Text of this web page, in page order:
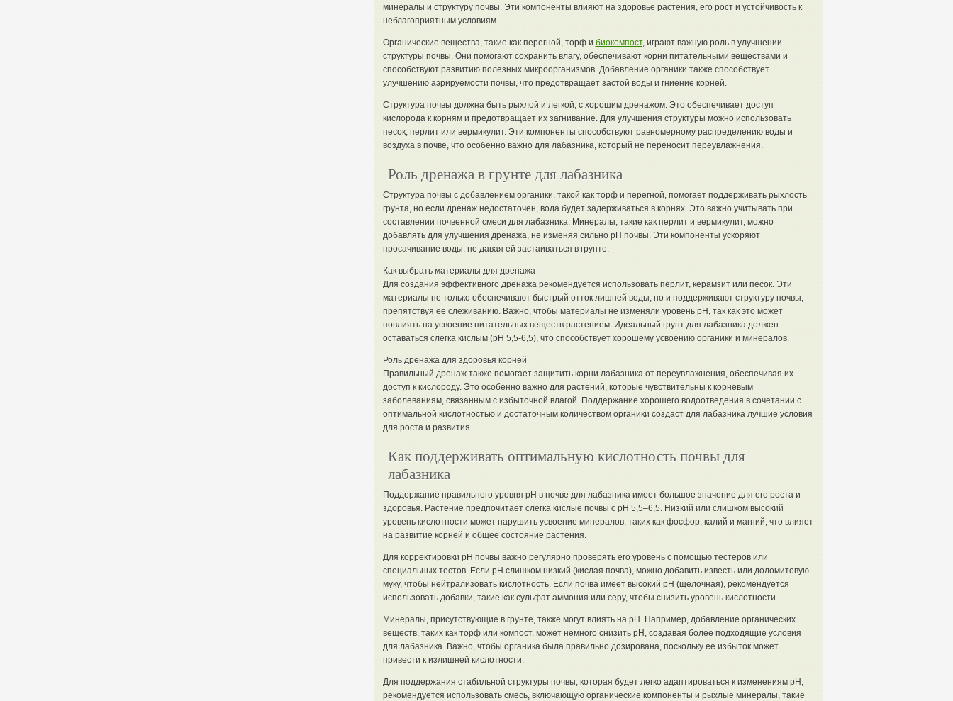
минералы и структуру почвы. Эти компоненты влияют на здоровье растения, его рост и устойчивость к
неблагоприятным условиям.
Органические вещества, такие как перегной, торф и биокомпост, играют важную роль в улучшении
структуры почвы. Они помогают сохранить влагу, обеспечивают корни питательными веществами и
способствуют развитию полезных микроорганизмов. Добавление органики также способствует
улучшению аэрируемости почвы, что предотвращает застой воды и гниение корней.
Структура почвы должна быть рыхлой и легкой, с хорошим дренажом. Это обеспечивает доступ
кислорода к корням и предотвращает их загнивание. Для улучшения структуры можно использовать
песок, перлит или вермикулит. Эти компоненты способствуют равномерному распределению воды и
воздуха в почве, что особенно важно для лабазника, который не переносит переувлажнения.
Роль дренажа в грунте для лабазника
Структура почвы с добавлением органики, такой как торф и перегной, помогает поддерживать рыхлость
грунта, но если дренаж недостаточен, вода будет задерживаться в корнях. Это важно учитывать при
составлении почвенной смеси для лабазника. Минералы, такие как перлит и вермикулит, можно
добавлять для улучшения дренажа, не изменяя сильно pH почвы. Эти компоненты ускоряют
просачивание воды, не давая ей застаиваться в грунте.
Как выбрать материалы для дренажа
Для создания эффективного дренажа рекомендуется использовать перлит, керамзит или песок. Эти
материалы не только обеспечивают быстрый отток лишней воды, но и поддерживают структуру почвы,
препятствуя ее слеживанию. Важно, чтобы материалы не изменяли уровень pH, так как это может
повлиять на усвоение питательных веществ растением. Идеальный грунт для лабазника должен
оставаться слегка кислым (pH 5,5-6,5), что способствует хорошему усвоению органики и минералов.
Роль дренажа для здоровья корней
Правильный дренаж также помогает защитить корни лабазника от переувлажнения, обеспечивая их
доступ к кислороду. Это особенно важно для растений, которые чувствительны к корневым
заболеваниям, связанным с избыточной влагой. Поддержание хорошего водоотведения в сочетании с
оптимальной кислотностью и достаточным количеством органики создаст для лабазника лучшие условия
для роста и развития.
Как поддерживать оптимальную кислотность почвы для
лабазника
Поддержание правильного уровня pH в почве для лабазника имеет большое значение для его роста и
здоровья. Растение предпочитает слегка кислые почвы с pH 5,5–6,5. Низкий или слишком высокий
уровень кислотности может нарушить усвоение минералов, таких как фосфор, калий и магний, что влияет
на развитие корней и общее состояние растения.
Для корректировки pH почвы важно регулярно проверять его уровень с помощью тестеров или
специальных тестов. Если pH слишком низкий (кислая почва), можно добавить известь или доломитовую
муку, чтобы нейтрализовать кислотность. Если почва имеет высокий pH (щелочная), рекомендуется
использовать добавки, такие как сульфат аммония или серу, чтобы снизить уровень кислотности.
Минералы, присутствующие в грунте, также могут влиять на pH. Например, добавление органических
веществ, таких как торф или компост, может немного снизить pH, создавая более подходящие условия
для лабазника. Важно, чтобы органика была правильно дозирована, поскольку ее избыток может
привести к излишней кислотности.
Для поддержания стабильной структуры почвы, которая будет легко адаптироваться к изменениям pH,
рекомендуется использовать смесь, включающую органические компоненты и рыхлые минералы, такие